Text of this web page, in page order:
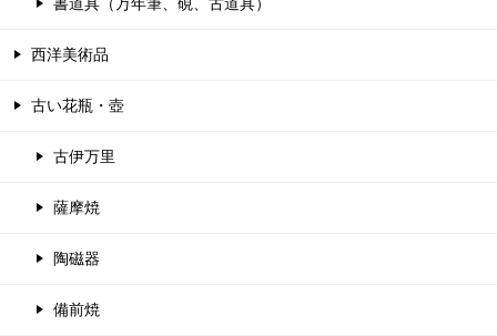
書道具（万年筆、硯、古道具）
西洋美術品
古い花瓶・壺
古伊万里
薩摩焼
陶磁器
備前焼